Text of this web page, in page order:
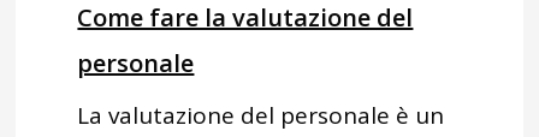
Come fare la valutazione del
personale
La valutazione del personale è un